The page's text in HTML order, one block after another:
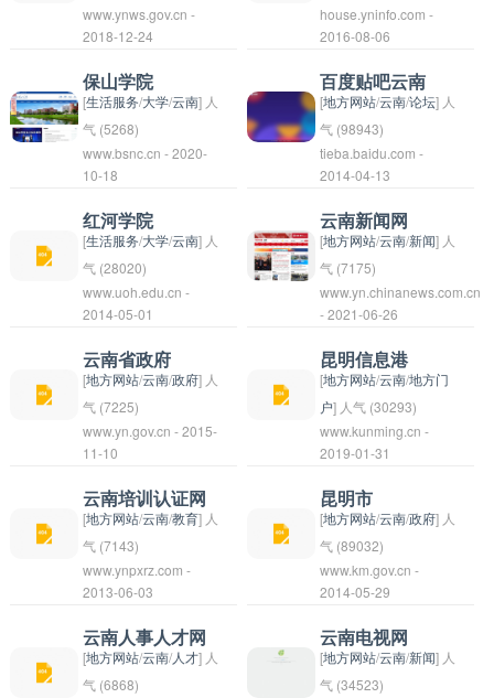
进学生的全面发展，为
培养社会所需的优秀人
才做出了积极的贡献。
主也可以快速找到合适
的人才。
等。
文山州是云南省的一个
地级市，位于中国西南
部。文山州地处滇、
黔、桂三省交界处，是
云南省的边远地区之
一。文山州境内多山丘
和原始森林，是著名的
少数民族聚居地，有
壮、瑶、苗、彝、白等
多个民族。文山有着得
天独厚的自然资源和丰
富的民族文化，吸引着
许多游客前来观光旅
游。
www.ynws.gov.cn -
2018-12-24
“云南信息港房网”是一
个专门提供云南地区房
地产信息的网站。用户
可以在该网站上浏览各
类房产信息，包括出
售、出租、新房、二手
房等，以满足他们的购
房需求。此外，该网站
还提供了房屋交易指
南、装修设计建议等相
关信息，为用户提供全
方位的房产服务。
house.yninfo.com -
2016-08-06
保山学院
[生活服务/大学/云南] 人
气 (5268)
保山学院（Baoshan
University）是一所位
于中国云南省保山市的
本科院校。学校创建于
1978年，是云南省高
校中的一所重点本科院
校。保山学院以人文管
理学科为主，同时设有
理学、工学、农学、教
育学、文学、经济学、
法学、工商管理等多个
学科门类。学校秉
承“厚德 博学 尚理 创
新”的校训，致力于培
养德才兼备的高素质人
才。
www.bsnc.cn - 2020-
10-18
百度贴吧云南
[地方网站/云南/论坛] 人
气 (98943)
百度贴吧云南是一个讨
论云南省相关话题的贴
吧论坛。在这个贴吧
中，用户可以分享关于
云南省的旅游攻略、美
食、风景、民俗文化等
各种信息，也可以交流
互助，解决问题。欢迎
关注和参与讨论！
tieba.baidu.com -
2014-04-13
红河学院
[生活服务/大学/云南] 人
气 (28020)
红河学院是一所位于中
国云南省红河哈尼族彝
族自治州的大专院校，
学校创建于1978年，
是一所综合性普通高等
院校，涵盖了文、理、
工、管、艺等多个学科
领域。毗邻美丽的红
河，学校环境优美，教
学设备先进，师资力量
雄厚，为培养高素质专
门人才提供了优越的条
件。在教学和研究方
面，学校积极推进创
新，致力于为地方经济
www.uoh.edu.cn -
2014-05-01
云南新闻网
[地方网站/云南/新闻] 人
气 (7175)
云南新闻网是云南省的
一个官方新闻网站，致
力于为读者提供及时、
准确、全面的云南资
讯。网站涵盖政治、经
济、社会、文化、体育
等多个领域的新闻报
道，同时也提供云南本
地的生活资讯和服务信
息。云南新闻网的报道
涵盖省内各个城市，包
括昆明、大理、丽江、
红河等地，为读者提供
全方位的了解云南的机
会。
www.yn.chinanews.com.cn
- 2021-06-26
云南省政府
[地方网站/云南/政府] 人
气 (7225)
云南省政府是中华人民
共和国云南省的省级政
府机构，负责管理和领
导云南省各项政务工
作。云南省政府的主要
职责包括制定和实施省
内政策法规、推动经济
发展、促进民生改善、
维护社会稳定等。云南
省政府的领导班子由省
www.yn.gov.cn - 2015-
11-10
昆明信息港
[地方网站/云南/地方门
户] 人气 (30293)
昆明信息港是昆明市政
府主办的官方信息网
站，为市民提供政府公
告、政务服务、城市资
讯等信息，是一个重要
的城市在线平台。用户
可以在昆明信息港上了
解市区最新动态，办理
相关事务，参与市政决
策等。该网站也是昆明
www.kunming.cn -
2019-01-31
云南培训认证网
[地方网站/云南/教育] 人
气 (7143)
www.ynpxrz.com -
2013-06-03
昆明市
[地方网站/云南/政府] 人
气 (89032)
昆明市是云南省的省
会，也是一座历史悠久
的文化名城。昆明市地
处滇池之畔，气候宜
人，被称为“春城”。昆
www.km.gov.cn -
2014-05-29
云南人事人才网
[地方网站/云南/人才] 人
气 (6868)
云南电视网
[地方网站/云南/新闻] 人
气 (34523)